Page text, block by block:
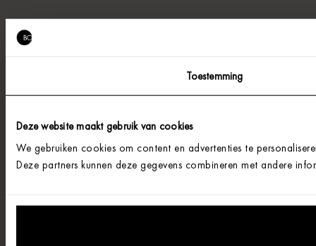
Toestemming
Deze website maakt gebruik van cookies
We gebruiken cookies om content en advertenties te
Deze partners kunnen deze gegevens combineren met andere